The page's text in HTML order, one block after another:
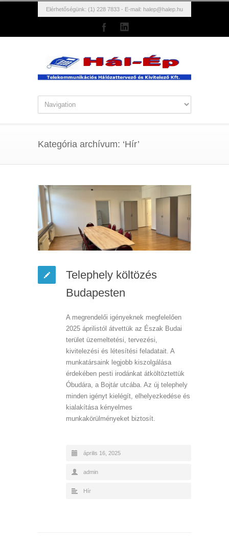
Elérhetőségünk: (1) 228 7833 - E-mail: halep@halep.hu
Kategória archívum: ‘Hír’
Telephely költözés
Budapesten
A megrendelői igényeknek megfelelően
2025 áprilistól átvettük az Észak Budai
terület üzemeltetési, tervezési,
kivitelezési és létesítési feladatait. A
munkatársaink legjobb kiszolgálása
érdekében pesti irodánkat átköltöztettük
Óbudára, a Bojtár utcába. Az új telephely
minden igényt kielégít, elhelyezkedése és
kialakítása kényelmes
munkakörülményeket biztosít.
április 16, 2025
admin
Hír